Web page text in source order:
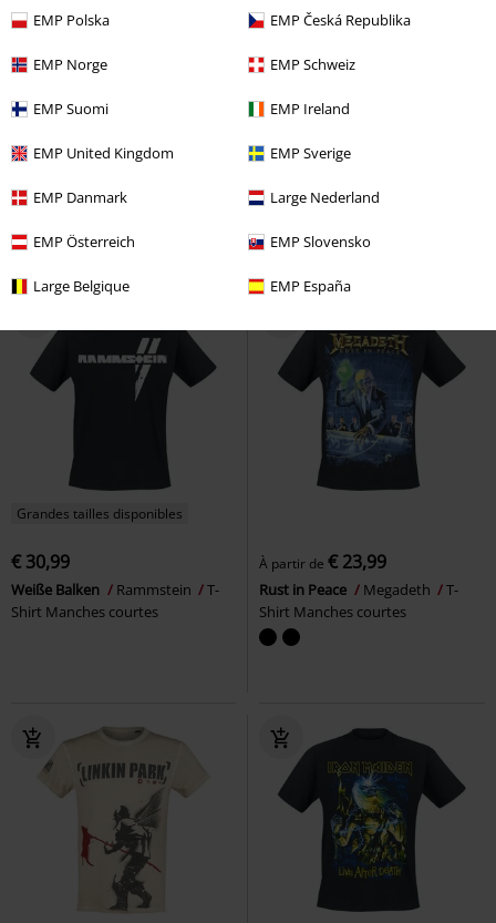
EMP Polska EMP Česká Republika
EMP Norge EMP Schweiz
EMP Suomi EMP Ireland
EMP United Kingdom EMP Sverige
EMP Danmark Large Nederland
EMP Österreich EMP Slovensko
Large Belgique EMP España
PVCÀ partir de€ 43,99
À partir de
Broken Logo
Rammstein
Short de bain
À partir de
Dicke Titten
Shirt Manches courtes
Grandes tailles disponibles
€ 30,99
Weiße Balken Rammstein
T-
Shirt Manches courtes
À partir de € 23,99
Rust in Peace Megadeth
T-
Shirt Manches courtes